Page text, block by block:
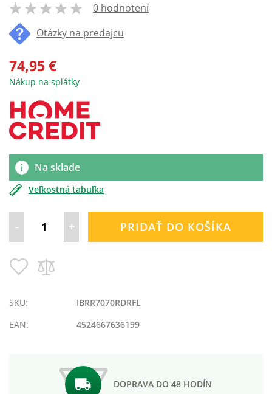
% of100
0 hodnotení
Otázky na predajcu
74,95 €
Nákup na splátky
Na sklade
Veľkostná tabuľka
- + PRIDAŤ DO KOŠÍKA
Pridať
do
SKU:
IBRR7070RDRFL
EAN:
4524667636199
DOPRAVA DO 48 HODÍN